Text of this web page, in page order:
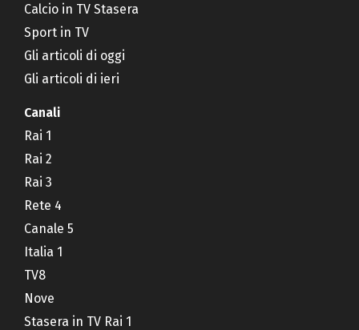
Calcio in TV Stasera
Sport in TV
Gli articoli di oggi
Gli articoli di ieri
Canali
Rai 1
Rai 2
Rai 3
Rete 4
Canale 5
Italia 1
TV8
Nove
Stasera in TV Rai 1